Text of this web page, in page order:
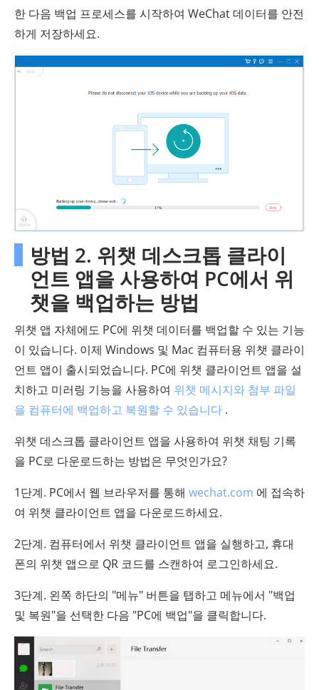
한 다음 백업 프로세스를 시작하여 WeChat 데이터를 안전
하게 저장하세요.
방법 2. 위챗 데스크톱 클라이
언트 앱을 사용하여 PC에서 위
챗을 백업하는 방법
위챗 앱 자체에도 PC에 위챗 데이터를 백업할 수 있는 기능
이 있습니다. 이제 Windows 및 Mac 컴퓨터용 위챗 클라이
언트 앱이 출시되었습니다. PC에 위챗 클라이언트 앱을 설
치하고 미러링 기능을 사용하여 위챗 메시지와 첨부 파일
을 컴퓨터에 백업하고 복원할 수 있습니다 .
위챗 데스크톱 클라이언트 앱을 사용하여 위챗 채팅 기록
을 PC로 다운로드하는 방법은 무엇인가요?
1단계. PC에서 웹 브라우저를 통해 wechat.com 에 접속하
여 위챗 클라이언트 앱을 다운로드하세요.
2단계. 컴퓨터에서 위챗 클라이언트 앱을 실행하고, 휴대
폰의 위챗 앱으로 QR 코드를 스캔하여 로그인하세요.
3단계. 왼쪽 하단의 "메뉴" 버튼을 탭하고 메뉴에서 "백업
및 복원"을 선택한 다음 "PC에 백업"을 클릭합니다.